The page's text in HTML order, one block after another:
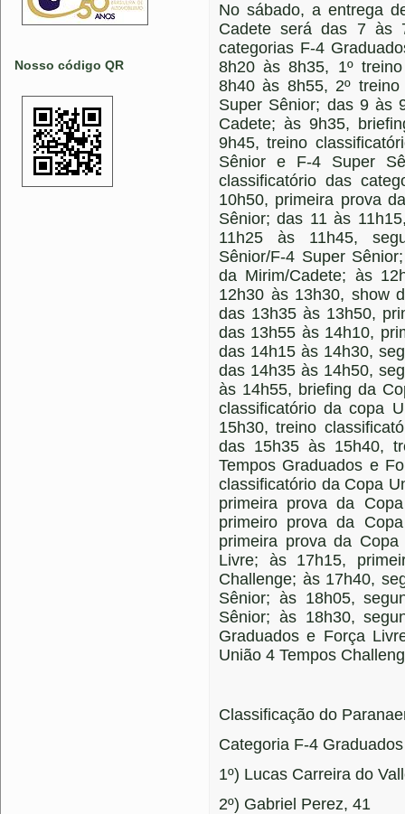
Nosso código QR
No sábado, a entrega
Cadete será das 7 às
categorias F-4
8h20 às 8h35, 1º
8h40 às 8h55, 2º
Super Sênior; das 9 às
Cadete; às 9h35,
9h45, treino
Sênior e F-4 Super
classificatório das
10h50, primeira prova
Sênior; das 11 às
11h25 às 11h45,
Sênior/F-4 Super
da Mirim/Cadete; às
12h30 às 13h30, show
das 13h35 às 13h50,
das 13h55 às 14h10,
das 14h15 às 14h30,
das 14h35 às 14h50,
às 14h55, briefing da
classificatório da copa
15h30, treino
das 15h35 às 15h40,
Tempos Graduados e
classificatório da Copa
primeira prova da
primeiro prova da
primeira prova da
Livre; às 17h15,
Challenge; às 17h40,
Sênior; às 18h05,
Sênior; às 18h30,
Graduados e Força
União 4 Tempos
Classificação do
Categoria F-4 Graduados
1º) Lucas Carreira do
2º) Gabriel Perez, 41